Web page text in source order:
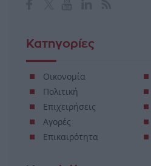
Κατηγορίες
Οικονομία
Πολιτική
Επιχειρήσεις
Αγορές
Επικαιρότητα